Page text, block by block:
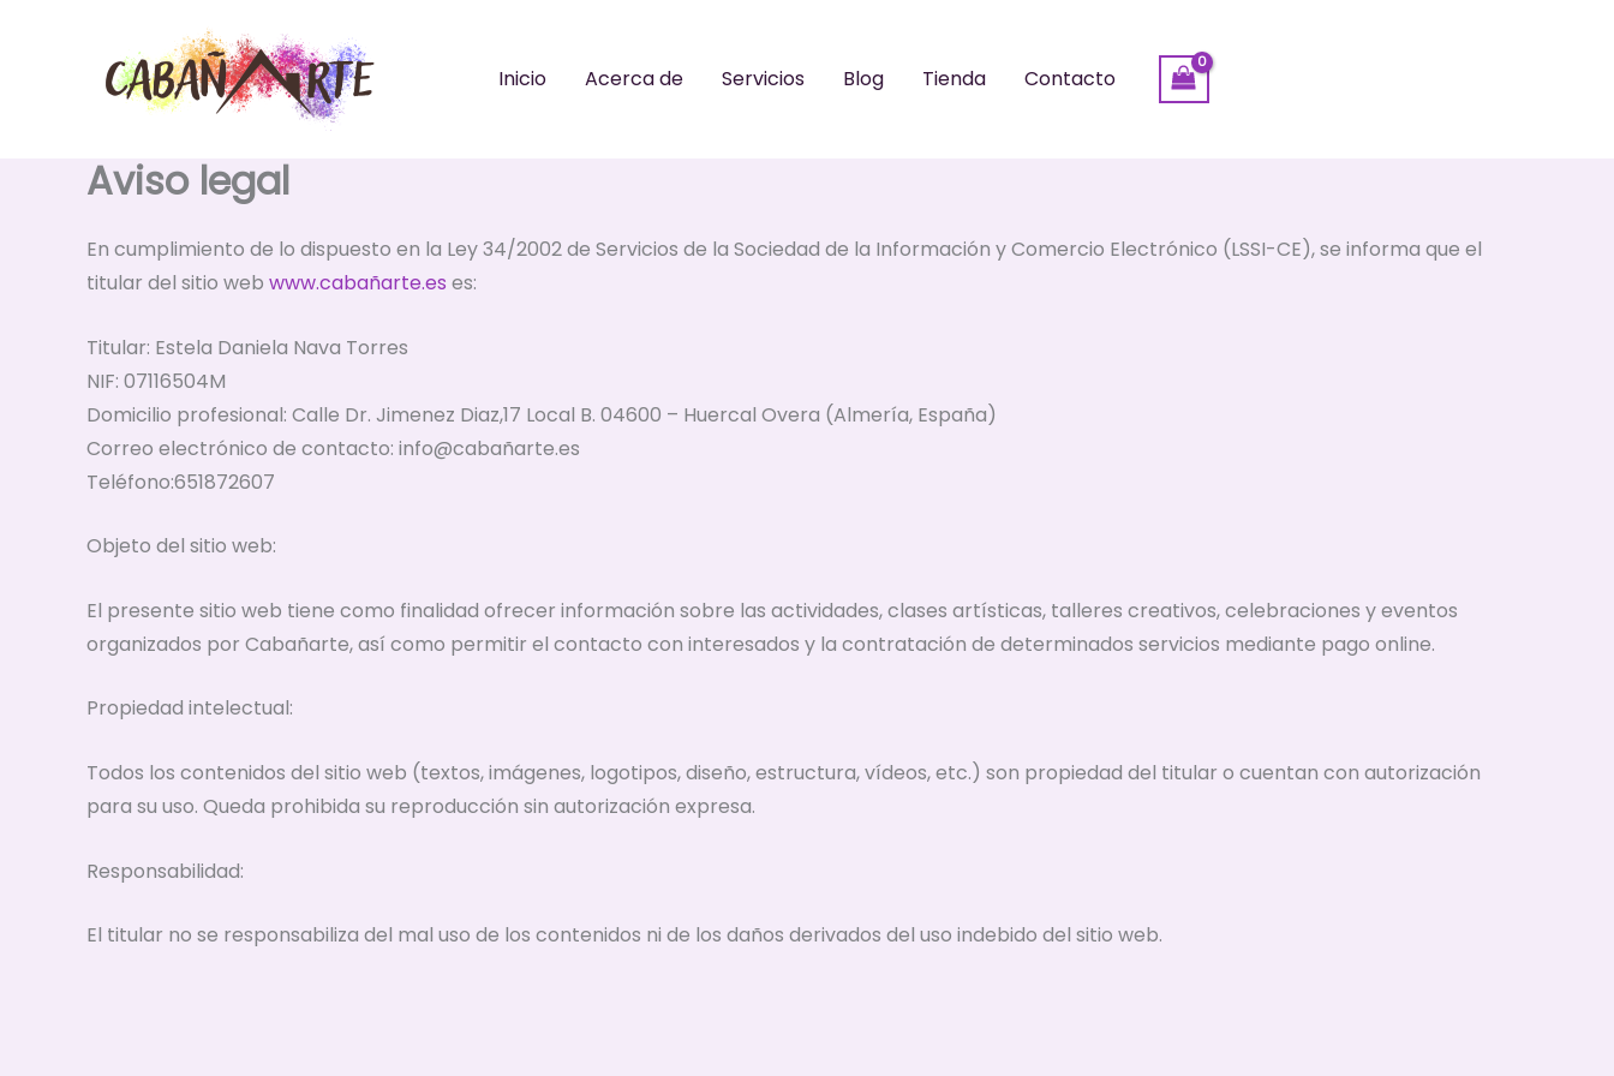
Inicio Acerca de Servicios Blog Tienda Contacto
Aviso legal
En cumplimiento de lo dispuesto en la Ley 34/2002 de Servicios de la Sociedad de la Información y Comercio Electrónico (LSSI-CE), se informa que el
titular del sitio web www.cabañarte.es es:
Titular: Estela Daniela Nava Torres
NIF: 07116504M
Domicilio profesional: Calle Dr. Jimenez Diaz,17 Local B. 04600 – Huercal Overa (Almería, España)
Correo electrónico de contacto: info@cabañarte.es
Teléfono:651872607
Objeto del sitio web:
El presente sitio web tiene como finalidad ofrecer información sobre las actividades, clases artísticas, talleres creativos, celebraciones y eventos
organizados por Cabañarte, así como permitir el contacto con interesados y la contratación de determinados servicios mediante pago online.
Propiedad intelectual:
Todos los contenidos del sitio web (textos, imágenes, logotipos, diseño, estructura, vídeos, etc.) son propiedad del titular o cuentan con autorización
para su uso. Queda prohibida su reproducción sin autorización expresa.
Responsabilidad:
El titular no se responsabiliza del mal uso de los contenidos ni de los daños derivados del uso indebido del sitio web.